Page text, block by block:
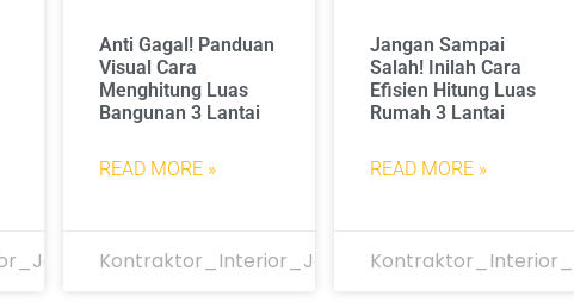
Anti Gagal! Panduan
Visual Cara
Menghitung Luas
Bangunan 3 Lantai
READ MORE »
Kontraktor_Interior_Jakarta
Jangan Sampai
Salah! Inilah Cara
Efisien Hitung Luas
Rumah 3 Lantai
READ MORE »